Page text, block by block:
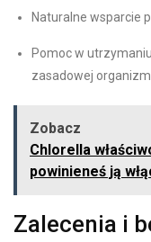
Naturalne wsparcie
Pomoc w
zasadowej
Zobacz
Chlorella
powinieneś ją
Zalecenia i